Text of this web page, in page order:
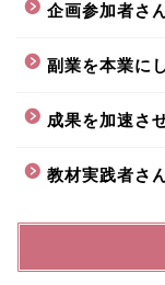
企画参加者さ
副業を本業に
成果を加速さ
教材実践者さ